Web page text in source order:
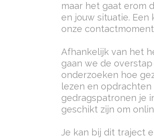
maar het gaat erom
en jouw situatie.
onze
Afhankelijk van het
gaan we de
onderzoeken hoe
lezen en
gedragspatronen je
geschikt zijn om
Je kan bij dit traject